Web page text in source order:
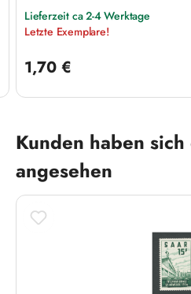
Lieferzeit ca 2-4 Werktage
Letzte Exemplare!
1,70 €
Produktgalerie überspringen
Kunden haben
angesehen